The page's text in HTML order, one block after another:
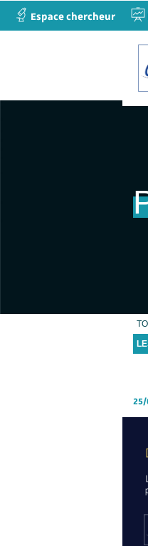
Espace chercheur
25/